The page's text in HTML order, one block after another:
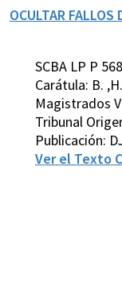
OCULTAR FALLOS
SCBA LP P
Carátula: B.
Magistrados
Tribunal
Publicación:
Ver el Texto